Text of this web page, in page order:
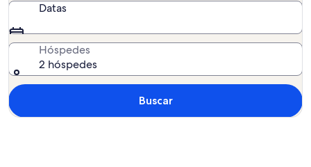
Datas
Hóspedes
2 hóspedes
Buscar